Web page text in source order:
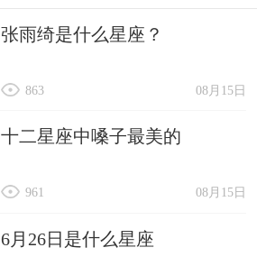
张雨绮是什么星座？
08月15日
863
十二星座中嗓子最美的
08月15日
961
6月26日是什么星座